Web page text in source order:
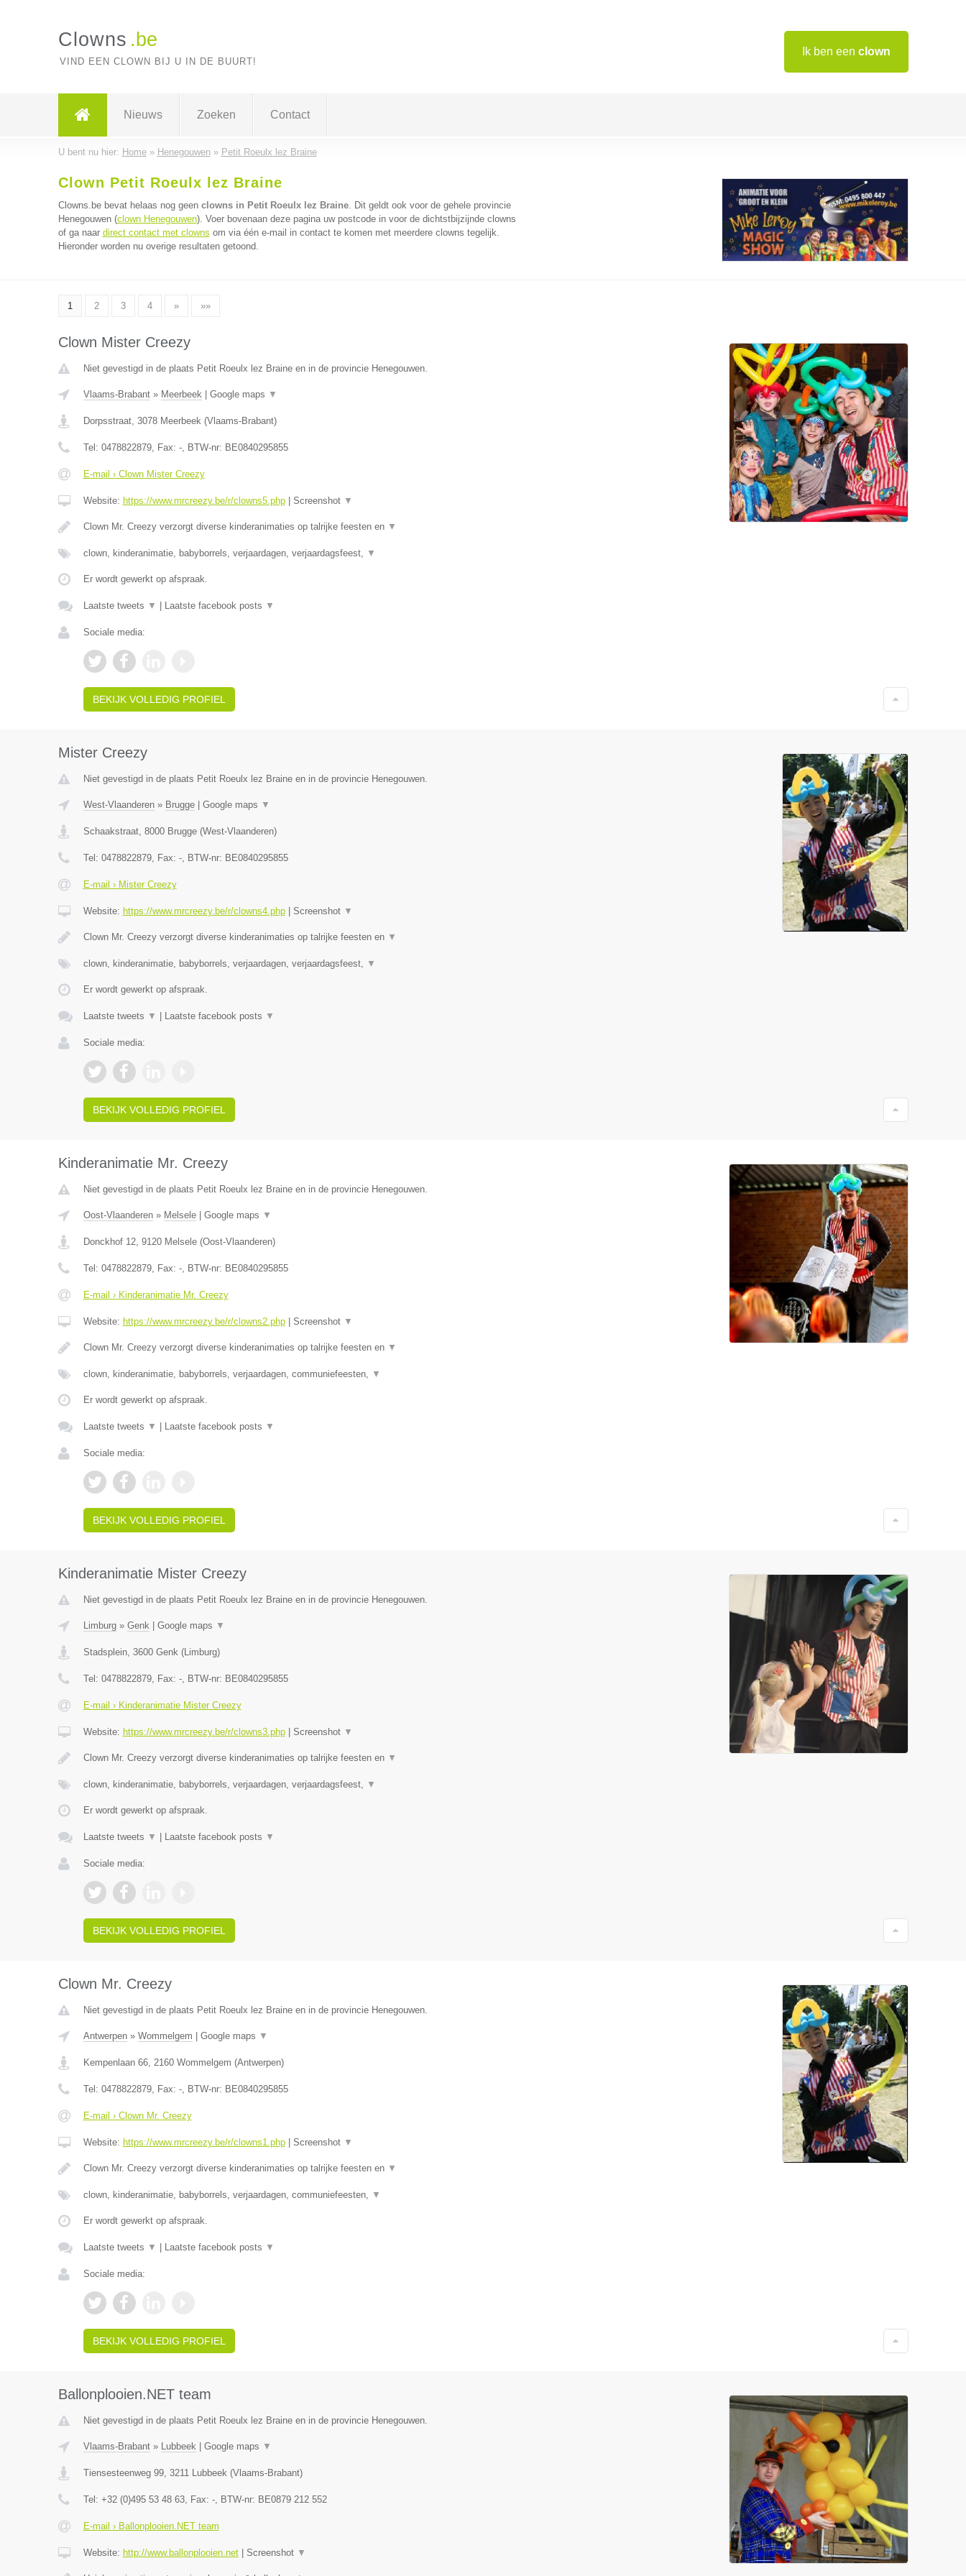
Ik ben een clown
Clowns .be
VIND EEN CLOWN BIJ U IN DE BUURT!
Nieuws Zoeken Contact
U bent nu hier: Home» Henegouwen» Petit Roeulx lez Braine
Clown Petit Roeulx lez Braine
Clowns.be bevat helaas nog geen clowns in Petit Roeulx lez Braine. Dit geldt ook voor de gehele provincie
Henegouwen (clown Henegouwen). Voer bovenaan deze pagina uw postcode in voor de dichtstbijzijnde clowns
of ga naar direct contact met clowns om via één e-mail in contact te komen met meerdere clowns tegelijk.
Hieronder worden nu overige resultaten getoond.
1 2 3 4 » »»
Clown Mister Creezy
Niet gevestigd in de plaats Petit Roeulx lez Braine en in de provincie Henegouwen.
Vlaams-Brabant» Meerbeek| Google maps ▼
Dorpsstraat, 3078 Meerbeek(Vlaams-Brabant)
Tel: 0478822879, Fax: -, BTW-nr: BE0840295855
E-mail › Clown Mister Creezy
Website: https://www.mrcreezy.be/r/clowns5.php| Screenshot ▼
Clown Mr. Creezy verzorgt diverse kinderanimaties op talrijke feesten en ▼
clown, kinderanimatie, babyborrels, verjaardagen, verjaardagsfeest, ▼
Er wordt gewerkt op afspraak.
Laatste tweets ▼ Laatste facebook posts ▼
Sociale media:
BEKIJK VOLLEDIG PROFIEL
Mister Creezy
Niet gevestigd in de plaats Petit Roeulx lez Braine en in de provincie Henegouwen.
West-Vlaanderen» Brugge| Google maps ▼
Schaakstraat, 8000 Brugge(West-Vlaanderen)
Tel: 0478822879, Fax: -, BTW-nr: BE0840295855
E-mail › Mister Creezy
Website: https://www.mrcreezy.be/r/clowns4.php| Screenshot ▼
Clown Mr. Creezy verzorgt diverse kinderanimaties op talrijke feesten en ▼
clown, kinderanimatie, babyborrels, verjaardagen, verjaardagsfeest, ▼
Er wordt gewerkt op afspraak.
Laatste tweets ▼ Laatste facebook posts ▼
Sociale media:
BEKIJK VOLLEDIG PROFIEL
Kinderanimatie Mr. Creezy
Niet gevestigd in de plaats Petit Roeulx lez Braine en in de provincie Henegouwen.
Oost-Vlaanderen» Melsele| Google maps ▼
Donckhof 12, 9120 Melsele(Oost-Vlaanderen)
Tel: 0478822879, Fax: -, BTW-nr: BE0840295855
E-mail › Kinderanimatie Mr. Creezy
Website: https://www.mrcreezy.be/r/clowns2.php| Screenshot ▼
Clown Mr. Creezy verzorgt diverse kinderanimaties op talrijke feesten en ▼
clown, kinderanimatie, babyborrels, verjaardagen, communiefeesten, ▼
Er wordt gewerkt op afspraak.
Laatste tweets ▼ Laatste facebook posts ▼
Sociale media:
BEKIJK VOLLEDIG PROFIEL
Kinderanimatie Mister Creezy
Niet gevestigd in de plaats Petit Roeulx lez Braine en in de provincie Henegouwen.
Limburg» Genk| Google maps ▼
Stadsplein, 3600 Genk(Limburg)
Tel: 0478822879, Fax: -, BTW-nr: BE0840295855
E-mail › Kinderanimatie Mister Creezy
Website: https://www.mrcreezy.be/r/clowns3.php| Screenshot ▼
Clown Mr. Creezy verzorgt diverse kinderanimaties op talrijke feesten en ▼
clown, kinderanimatie, babyborrels, verjaardagen, verjaardagsfeest, ▼
Er wordt gewerkt op afspraak.
Laatste tweets ▼ Laatste facebook posts ▼
Sociale media:
BEKIJK VOLLEDIG PROFIEL
Clown Mr. Creezy
Niet gevestigd in de plaats Petit Roeulx lez Braine en in de provincie Henegouwen.
Antwerpen» Wommelgem Google maps ▼
Kempenlaan 66, 2160 Wommelgem (Antwerpen)
Tel: 0478822879, Fax: -, BTW-nr: BE0840295855
E-mail › Clown Mr. Creezy
Website: https://www.mrcreezy.be/r/clowns1.php| Screenshot ▼
Clown Mr. Creezy verzorgt diverse kinderanimaties op talrijke feesten en ▼
clown, kinderanimatie, babyborrels, verjaardagen, communiefeesten, ▼
Er wordt gewerkt op afspraak.
Laatste tweets ▼ Laatste facebook posts ▼
Sociale media:
BEKIJK VOLLEDIG PROFIEL
Ballonplooien.NET team
Niet gevestigd in de plaats Petit Roeulx lez Braine en in de provincie Henegouwen.
Vlaams-Brabant» Lubbeek| Google maps ▼
Tiensesteenweg 99, 3211 Lubbeek(Vlaams-Brabant)
Tel: +32 (0)495 53 48 63, Fax: -, BTW-nr: BE0879 212 552
E-mail › Ballonplooien.NET team
Website: http://www.ballonplooien.net| Screenshot ▼